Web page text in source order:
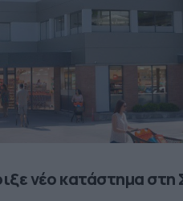
νέο κατάστημα στη